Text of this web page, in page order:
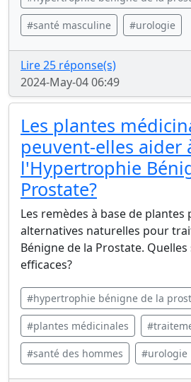
#santé masculine #urologie
Lire 25 réponse(s)
2024-May-04 06:49
Les plantes
peuvent-elles aider
l'Hypertrophie
Prostate?
Les remèdes à base de
alternatives naturelles pour
Bénigne de la Prostate.
efficaces?
#hypertrophie bénigne de la
#plantes médicinales
#santé des hommes #urologie